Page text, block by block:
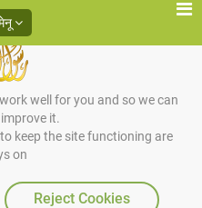
well for you and so we can
it.
keep the site functioning are
on
Reject Cookies
के साथ